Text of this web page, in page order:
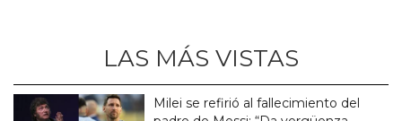
LAS MÁS VISTAS
Milei se refirió al fallecimiento del